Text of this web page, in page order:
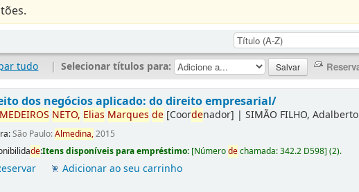
tudo | Selecionar títulos para:
dos negócios aplicado: do direito empresarial/
MEDEIROS NETO, Elias Marques de [Coordenador] |SIMÃO FILHO, Adalberto
São Paulo:Almedina,2015
de:Itens disponíveis para empréstimo: [Númerodechamada:342.2 D598](2).
Adicionar ao seu carrinho